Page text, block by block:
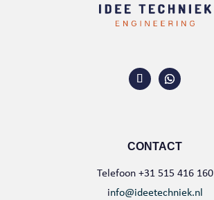
CONTACT
Telefoon +31 515 416 160
info@ideetechniek.nl